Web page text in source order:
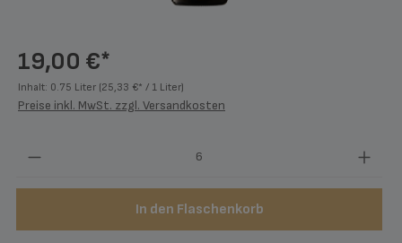
19,00 €*
Inhalt: 0.75 Liter (25,33 €* / 1 Liter)
Preise inkl. MwSt. zzgl. Versandkosten
Produkt Anzahl: Gib den gewünschten Wert
In den Flaschenkorb